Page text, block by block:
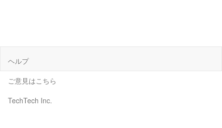
ヘルプ
ご意見はこちら
TechTech Inc.